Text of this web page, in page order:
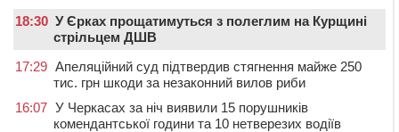
18:30 У Єрках прощатимуться з полеглим на Курщині
стрільцем ДШВ
17:29 Апеляційний суд підтвердив стягнення майже 250
тис. грн шкоди за незаконний вилов риби
16:07 У Черкасах за ніч виявили 15 порушників
комендантської години та 10 нетверезих водіїв